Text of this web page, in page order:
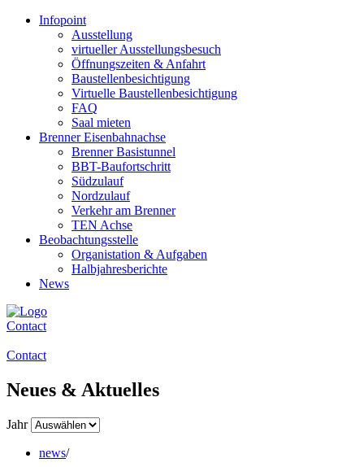
Infopoint
Ausstellung
virtueller Ausstellungsbesuch
Öffnungszeiten & Anfahrt
Baustellenbesichtigung
Virtuelle Baustellenbesichtigung
FAQ
Saal mieten
Brenner Eisenbahnachse
Brenner Basistunnel
BBT-Baufortschritt
Südzulauf
Nordzulauf
Verkehr am Brenner
TEN Achse
Beobachtungsstelle
Organistation & Aufgaben
Halbjahresberichte
News
Contact
Contact
Neues & Aktuelles
Jahr
news/